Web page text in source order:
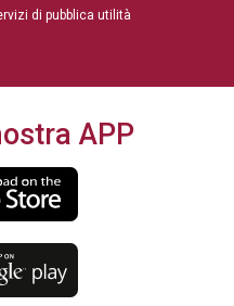
di pubblica utilità
APP